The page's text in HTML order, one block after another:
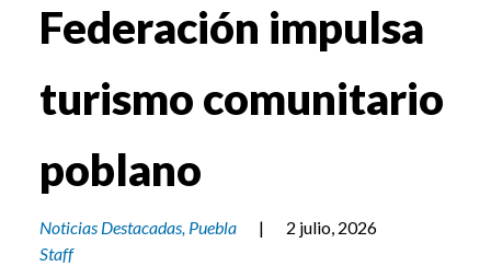
Federación impulsa
turismo comunitario
poblano
Noticias Destacadas, Puebla |
2 julio, 2026
Staff